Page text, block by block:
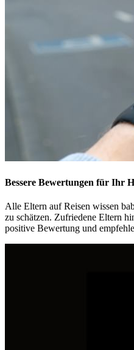
Bessere Bewertungen für Ihr
Alle Eltern auf Reisen wissen
zu schätzen. Zufriedene Eltern
positive Bewertung und